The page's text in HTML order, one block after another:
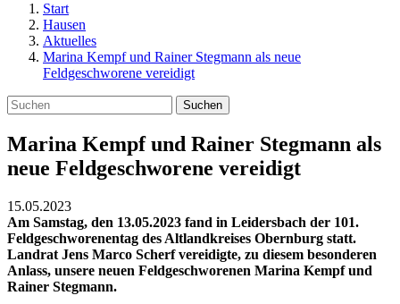
Start
Hausen
Aktuelles
Marina Kempf und Rainer Stegmann als neue
Feldgeschworene vereidigt
Suchen
Marina Kempf und Rainer Stegmann als
neue Feldgeschworene vereidigt
15.05.2023
Am Samstag, den 13.05.2023 fand in Leidersbach der 101.
Feldgeschworenentag des Altlandkreises Obernburg statt.
Landrat Jens Marco Scherf vereidigte, zu diesem besonderen
Anlass, unsere neuen Feldgeschworenen Marina Kempf und
Rainer Stegmann.